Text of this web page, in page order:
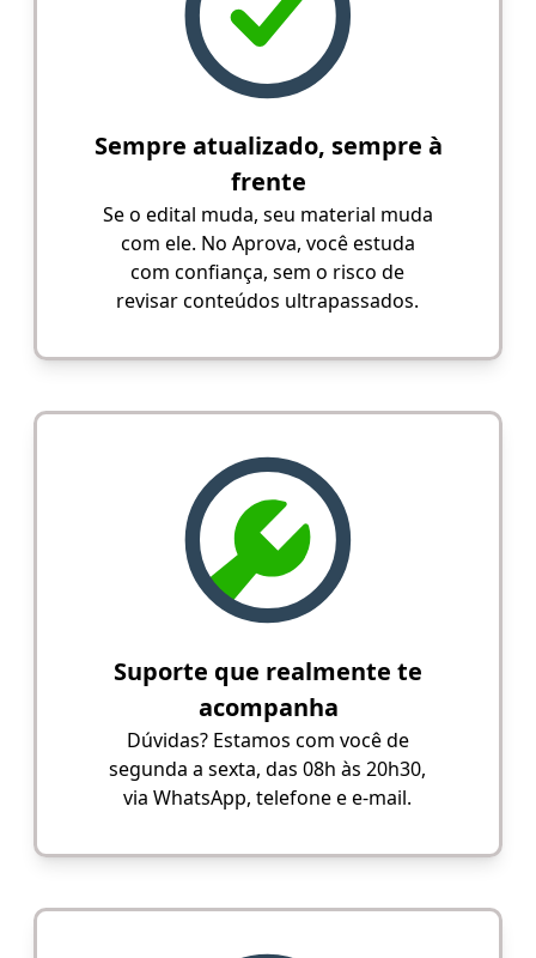
Sempre atualizado, sempre à
frente
Se o edital muda, seu material muda
com ele. No Aprova, você estuda
com confiança, sem o risco de
revisar conteúdos ultrapassados.
Suporte que realmente te
acompanha
Dúvidas? Estamos com você de
segunda a sexta, das 08h às 20h30,
via WhatsApp, telefone e e-mail.